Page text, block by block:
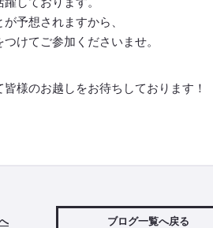
予想されますから、
けてご参加くださいませ。
様のお越しをお待ちしております！
ブログ一覧へ戻る